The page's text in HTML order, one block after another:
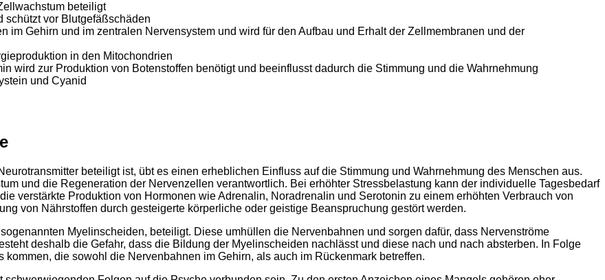
beteiligt
schützt vor Blutgefäßschäden
im Gehirn und im zentralen Nervensystem und wird für den Aufbau und Erhalt der Zellmembranen und der
in den Mitochondrien
wird zur Produktion von Botenstoffen benötigt und beeinflusst dadurch die Stimmung und die Wahrnehmung
und Cyanid
beteiligt ist, übt es einen erheblichen Einfluss auf die Stimmung und Wahrnehmung des Menschen aus.
und die Regeneration der Nervenzellen verantwortlich. Bei erhöhter Stressbelastung kann der individuelle Tagesbedarf
verstärkte Produktion von Hormonen wie Adrenalin, Noradrenalin und Serotonin zu einem erhöhten Verbrauch von
von Nährstoffen durch gesteigerte körperliche oder geistige Beanspruchung gestört werden.
Myelinscheiden, beteiligt. Diese umhüllen die Nervenbahnen und sorgen dafür, dass Nervenströme
deshalb die Gefahr, dass die Bildung der Myelinscheiden nachlässt und diese nach und nach absterben. In Folge
die sowohl die Nervenbahnen im Gehirn, als auch im Rückenmark betreffen.